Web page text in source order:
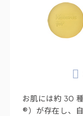
お肌には約 30
®）が存在し、